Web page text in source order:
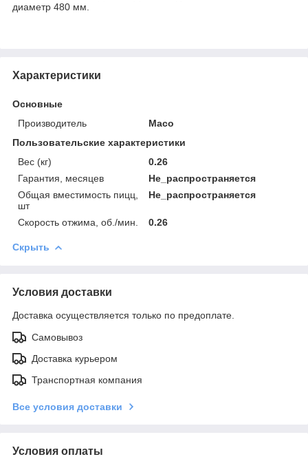
диаметр 480 мм.
Характеристики
Основные
Производитель
Maco
Пользовательские характеристики
Вес (кг)
0.26
Гарантия, месяцев
Не_распространяется
Общая вместимость пицц,
шт
Не_распространяется
Скорость отжима, об./мин. 0.26
Скрыть
Условия доставки
Доставка осуществляется только по предоплате.
Самовывоз
Доставка курьером
Транспортная компания
Все условия доставки
Условия оплаты